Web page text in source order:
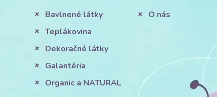
Bavlnené látky
Teplákovina
Dekoračné látky
Galantéria
Organic a NATURAL
O nás